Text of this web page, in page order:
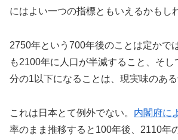
にはよい一つの指標ともいえるかもし
2750年という700年後のことは定かで
も2100年に人口が半減すること、そ
分の1以下になることは、現実味のある
これは日本とて例外でない。 内閣府に
率のまま推移すると100年後、2110年